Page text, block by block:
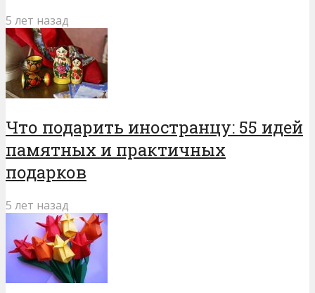
5 лет назад
Что подарить иностранцу: 55 идей
памятных и практичных
подарков
5 лет назад